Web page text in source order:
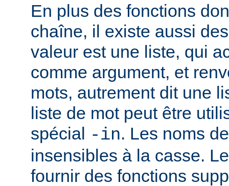
En plus des fonctions
chaîne, il existe aussi
valeur est une liste, qui
comme argument, et
mots, autrement dit une
liste de mot peut être
spécial -in. Les noms
insensibles à la casse.
fournir des fonctions